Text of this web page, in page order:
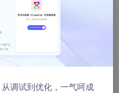
调试到优化，一气呵成